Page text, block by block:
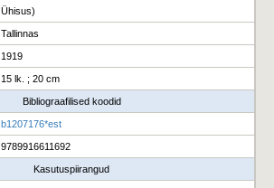
Ühisus)
Tallinnas
1919
15 lk. ; 20 cm
Bibliograafilised koodid
b1207176*est
9789916611692
Kasutuspiirangud